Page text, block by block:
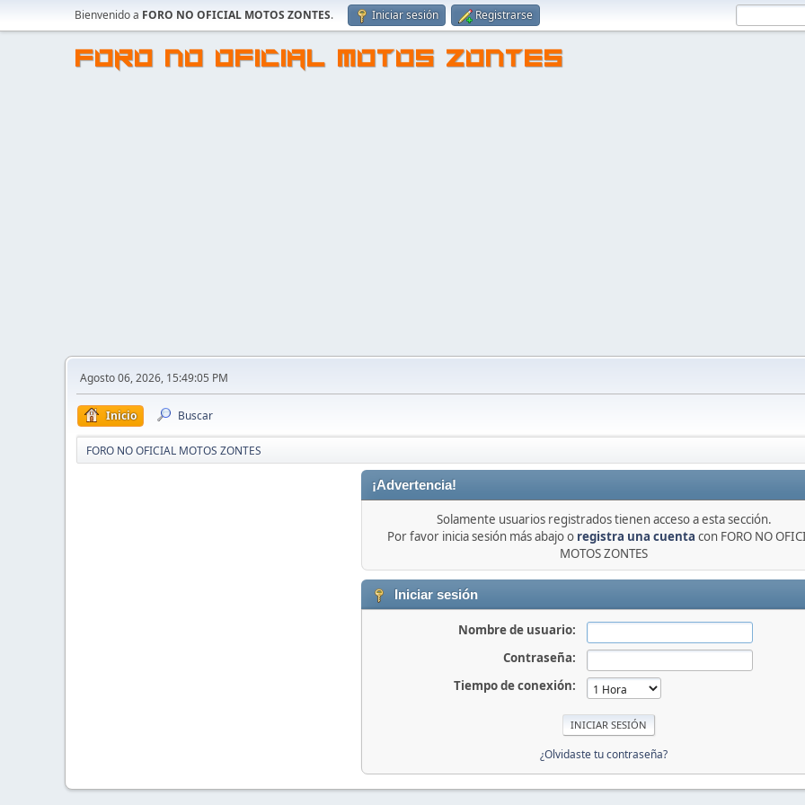
Bienvenido a FORO NO OFICIAL MOTOS ZONTES. Iniciar sesión Registrarse
FORO NO OFICIAL MOTOS ZONTES
Agosto 06, 2026, 15:49:05 PM
Inicio Buscar
FORO NO OFICIAL MOTOS ZONTES
¡Advertencia!
Solamente usuarios registrados tienen acceso a esta sección.
Por favor inicia sesión más abajo o registra una cuenta con FORO NO
MOTOS ZONTES
Iniciar sesión
Nombre de usuario:
Contraseña:
Tiempo de conexión:
¿Olvidaste tu contraseña?